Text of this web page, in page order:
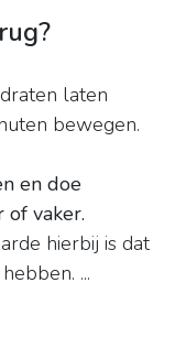
laten
bewegen.
en doe
of vaker.
hierbij is dat
...